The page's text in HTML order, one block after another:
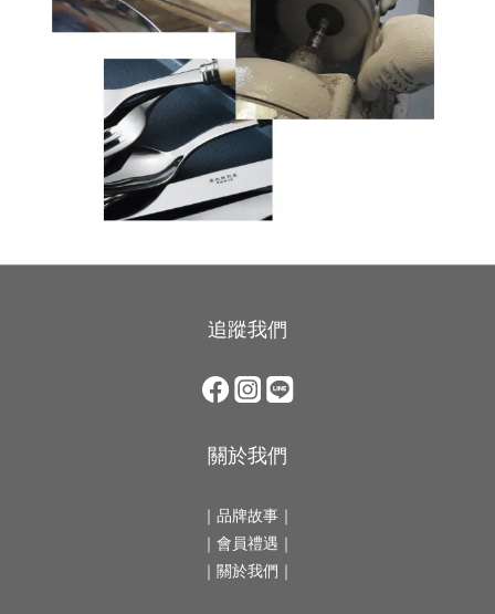
追蹤我們
關於我們
｜ 品牌故事 ｜
｜會員禮遇｜
｜ 關於我們 ｜